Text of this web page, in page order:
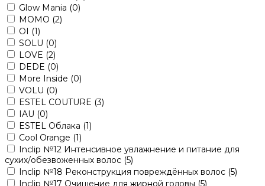
Glow Mania (0)
MOMO (2)
OI (1)
SOLU (0)
LOVE (2)
DEDE (0)
More Inside (0)
VOLU (0)
ESTEL COUTURE (3)
IAU (0)
ESTEL Облака (1)
Cool Orange (1)
Inclip №12 Интенсивное увлажнение и питание для
сухих/обезвоженных волос (5)
Inclip №18 Реконструкция повреждённых волос (5)
Inclip №17 Очищение для жирной головы (5)